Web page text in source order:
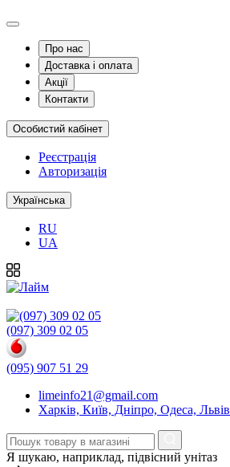
Про нас
Доставка і оплата
Акції
Контакти
Особистий кабінет
Реєстрація
Авторизація
Українська
RU
UA
(097) 309 02 05
(095) 907 51 29
limeinfo21@gmail.com
Харків, Київ, Дніпро, Одеса, Львів
Я шукаю, наприклад, підвісний унітаз